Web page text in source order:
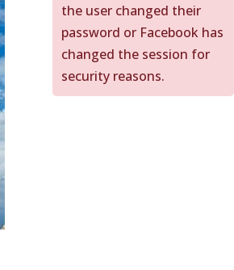
the user changed their
password or Facebook has
changed the session for
security reasons.